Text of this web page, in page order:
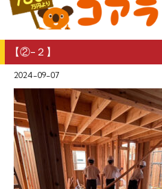
【②-２】
2024-09-07